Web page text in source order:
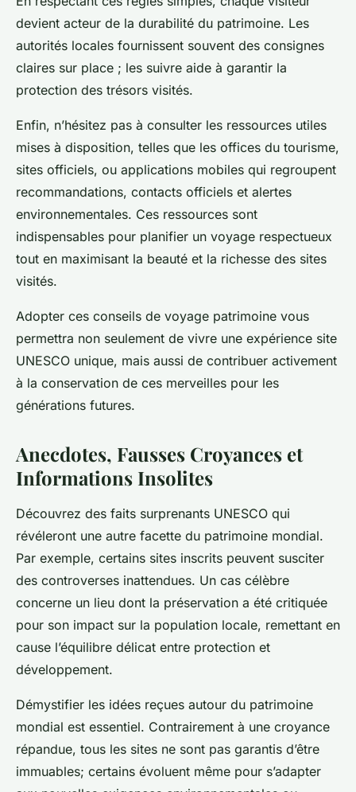
devient acteur de la durabilité du patrimoine. Les
autorités locales fournissent souvent des consignes
claires sur place ; les suivre aide à garantir la
protection des trésors visités.
Enfin, n’hésitez pas à consulter les ressources utiles
mises à disposition, telles que les offices du tourisme,
sites officiels, ou applications mobiles qui regroupent
recommandations, contacts officiels et alertes
environnementales. Ces ressources sont
indispensables pour planifier un voyage respectueux
tout en maximisant la beauté et la richesse des sites
visités.
Adopter ces conseils de voyage patrimoine vous
permettra non seulement de vivre une expérience site
UNESCO unique, mais aussi de contribuer activement
à la conservation de ces merveilles pour les
générations futures.
Anecdotes, Fausses Croyances et
Informations Insolites
Découvrez des faits surprenants UNESCO qui
révéleront une autre facette du patrimoine mondial.
Par exemple, certains sites inscrits peuvent susciter
des controverses inattendues. Un cas célèbre
concerne un lieu dont la préservation a été critiquée
pour son impact sur la population locale, remettant en
cause l’équilibre délicat entre protection et
développement.
Démystifier les idées reçues autour du patrimoine
mondial est essentiel. Contrairement à une croyance
répandue, tous les sites ne sont pas garantis d’être
immuables; certains évoluent même pour s’adapter